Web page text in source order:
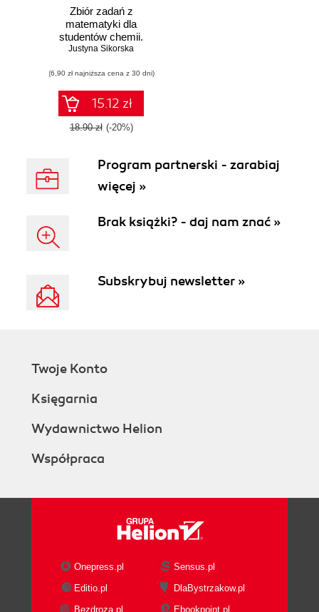
Zbiór zadań z
matematyki dla
studentów chemii.
Wyd. 5
Justyna Sikorska
(6,90 zł najniższa cena z 30 dni)
15.12 zł
18.90 zł (-20%)
Program partnerski - zarabiaj
więcej »
Brak książki? - daj nam znać »
Subskrybuj newsletter »
Twoje Konto
Księgarnia
Wydawnictwo Helion
Współpraca
Onepress.pl
Sensus.pl
Editio.pl
DlaBystrzakow.pl
Bezdroza.pl
Ebookpoint.pl